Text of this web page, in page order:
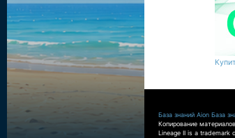
База знаний Aion База
Копирование
Lineage II is a trademark